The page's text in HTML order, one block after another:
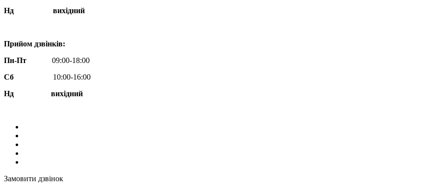
Нд
вихідний
Прийом дзвінків:
Пн-Пт
09:00-18:00
Сб
10:00-16:00
Нд вихідний
Замовити дзвінок